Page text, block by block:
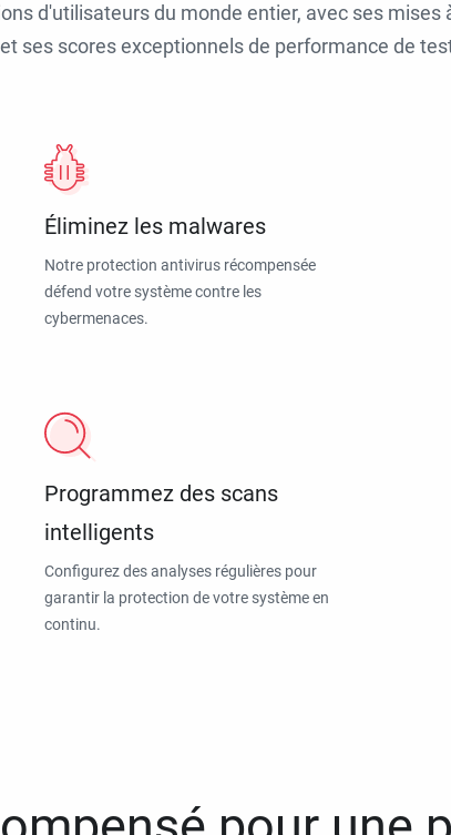
d'utilisateurs du monde entier, avec ses mises
ses scores exceptionnels de performance de
Éliminez les malwares
Notre protection antivirus récompensée
défend votre système contre les
cybermenaces.
Programmez des scans
intelligents
Configurez des analyses régulières pour
garantir la protection de votre système en
continu.